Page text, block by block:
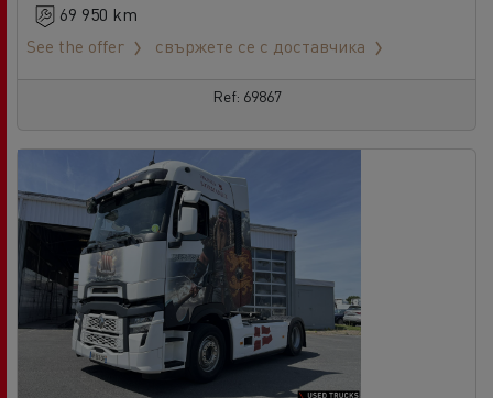
69 950 km
See the offer
свържете се с доставчика
Ref: 69867